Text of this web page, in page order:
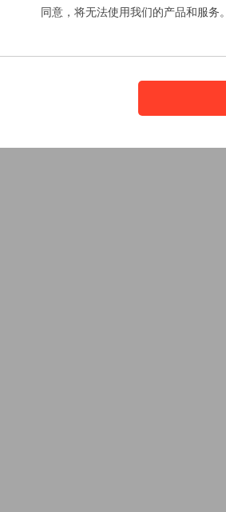
同意，将无法使用我们的产品和服务。